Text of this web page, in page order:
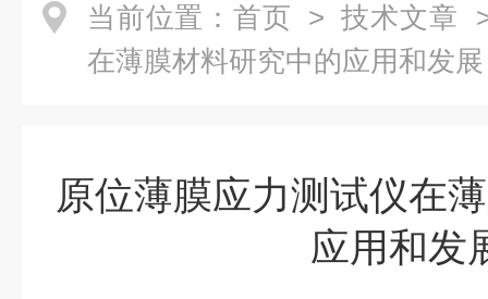
当前位置： 首页 > 技术文章
在薄膜材料研究中的应用和发展
原位薄膜应力测试仪在
应用和发